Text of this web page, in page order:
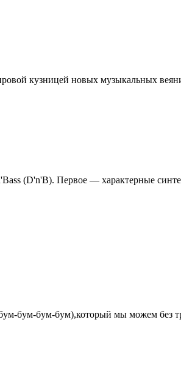
кузницей новых музыкальных
(D'n'B). Первое — характерные
бyм-бyм-бyм),котоpый мы можем без